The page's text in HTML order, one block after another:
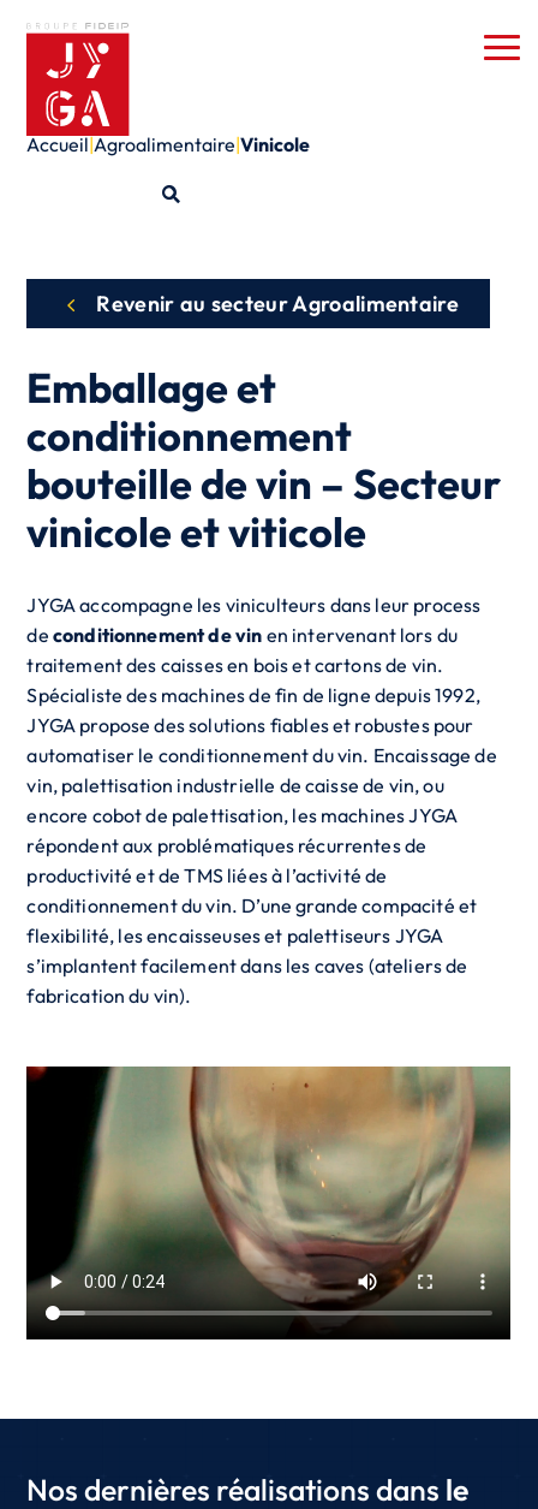
Accueil|Agroalimentaire|Vinicole
Revenir au secteur Agroalimentaire
Emballage et
conditionnement
bouteille de vin – Secteur
vinicole et viticole
JYGA accompagne les viniculteurs dans leur process
de conditionnement de vin en intervenant lors du
traitement des caisses en bois et cartons de vin.
Spécialiste des machines de fin de ligne depuis 1992,
JYGA propose des solutions fiables et robustes pour
automatiser le conditionnement du vin. Encaissage de
vin, palettisation industrielle de caisse de vin, ou
encore cobot de palettisation, les machines JYGA
répondent aux problématiques récurrentes de
productivité et de TMS liées à l’activité de
conditionnement du vin. D’une grande compacité et
flexibilité, les encaisseuses et palettiseurs JYGA
s’implantent facilement dans les caves (ateliers de
fabrication du vin).
Nos dernières réalisations dans le